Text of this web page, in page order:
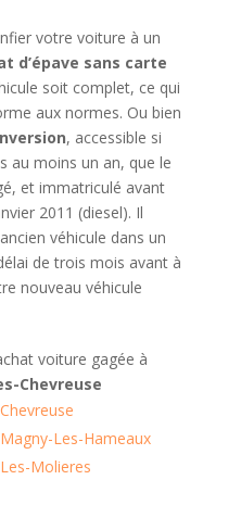
votre voiture à un
d’épave sans carte
soit complet, ce qui
aux normes. Ou bien
, accessible si
au moins un an, que le
et immatriculé avant
2011 (diesel). Il
véhicule dans un
de trois mois avant à
nouveau véhicule
voiture gagée à
Chevreuse
Les-Hameaux
Molieres